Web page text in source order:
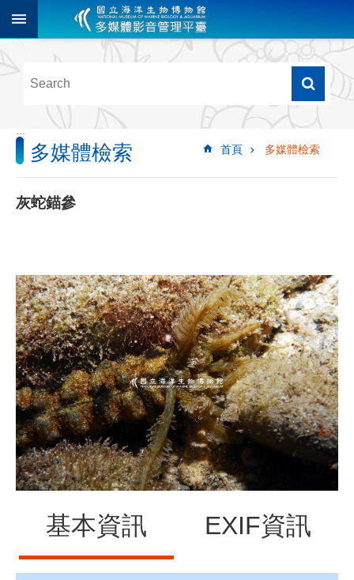
跳到主要內容區塊
階
尋
多
媒
體
檢
像
影
音
音
源
訊
息
發
布
諮
詢
會
員
:::
首頁 多媒體檢索
多媒體檢索
灰蛇錨參
基本資訊 EXIF資訊